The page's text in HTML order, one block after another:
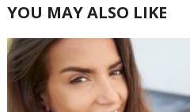
YOU MAY ALSO LIKE